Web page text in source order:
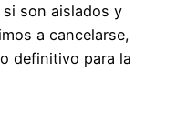
son aislados y
a cancelarse,
definitivo para la